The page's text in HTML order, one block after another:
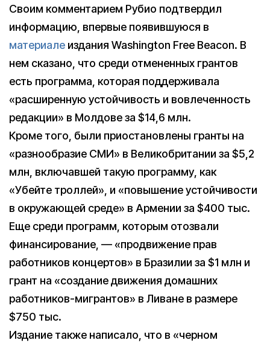
Своим комментарием Рубио подтвердил
информацию, впервые появившуюся в
материале издания Washington Free Beacon. В
нем сказано, что среди отмененных грантов
есть программа, которая поддерживала
«расширенную устойчивость и вовлеченность
редакции» в Молдове за $14,6 млн.
Кроме того, были приостановлены гранты на
«разнообразие СМИ» в Великобритании за $5,2
млн, включавшей такую программу, как
«Убейте троллей», и «повышение устойчивости
в окружающей среде» в Армении за $400 тыс.
Еще среди программ, которым отозвали
финансирование, — «продвижение прав
работников концертов» в Бразилии за $1 млн и
грант на «создание движения домашних
работников-мигрантов» в Ливане в размере
$750 тыс.
Издание также написало, что в «черном